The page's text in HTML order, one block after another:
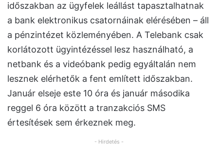
időszakban az ügyfelek leállást tapasztalhatnak
a bank elektronikus csatornáinak elérésében – áll
a pénzintézet közleményében. A Telebank csak
korlátozott ügyintézéssel lesz használható, a
netbank és a videóbank pedig egyáltalán nem
lesznek elérhetők a fent említett időszakban.
Január elseje este 10 óra és január másodika
reggel 6 óra között a tranzakciós SMS
értesítések sem érkeznek meg.
- Hirdetés -